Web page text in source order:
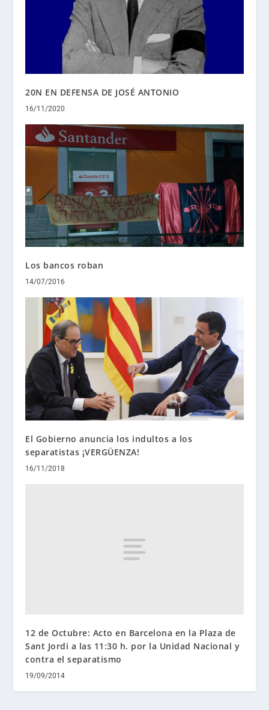
20N EN DEFENSA DE JOSÉ ANTONIO
16/11/2020
Los bancos roban
14/07/2016
El Gobierno anuncia los indultos a los
separatistas ¡VERGÜENZA!
16/11/2018
12 de Octubre: Acto en Barcelona en la Plaza de
Sant Jordi a las 11:30 h. por la Unidad Nacional y
contra el separatismo
19/09/2014